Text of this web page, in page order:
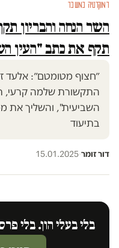
דמוקרטיה במשבר
השר הנחה והבריון
תקף את כתב "העין
״חצוף מטומטם״:
התקשורת שלמה קרעי,
השביעית", והשליך את
בתיעוד
דור זומר·
15.01.2025
בלי בעלי הון. בלי